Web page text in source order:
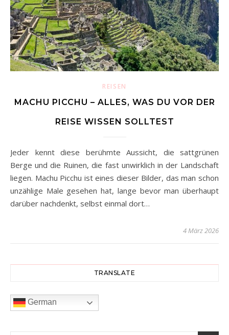
REISEN
MACHU PICCHU – ALLES, WAS DU VOR DER
REISE WISSEN SOLLTEST
Jeder kennt diese berühmte Aussicht, die sattgrünen
Berge und die Ruinen, die fast unwirklich in der Landschaft
liegen. Machu Picchu ist eines dieser Bilder, das man schon
unzählige Male gesehen hat, lange bevor man überhaupt
darüber nachdenkt, selbst einmal dort…
4 März 2026
TRANSLATE
German